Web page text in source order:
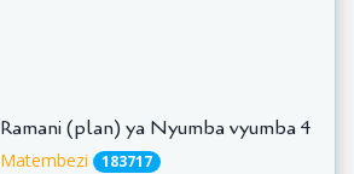
Ramani (plan) ya Nyumba vyumba 4
Matembezi 183717